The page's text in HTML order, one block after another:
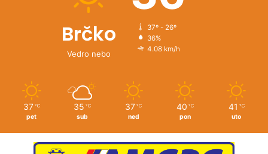
Brčko
Vedro nebo
37º - 26º
36%
4.08 km/h
37 ℃
pet
35 ℃
sub
37 ℃
ned
40 ℃
pon
41 ℃
uto